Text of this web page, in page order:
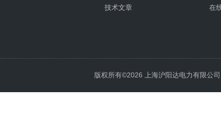
技术文章
在
版权所有©2026 上海沪阳达电力有限公